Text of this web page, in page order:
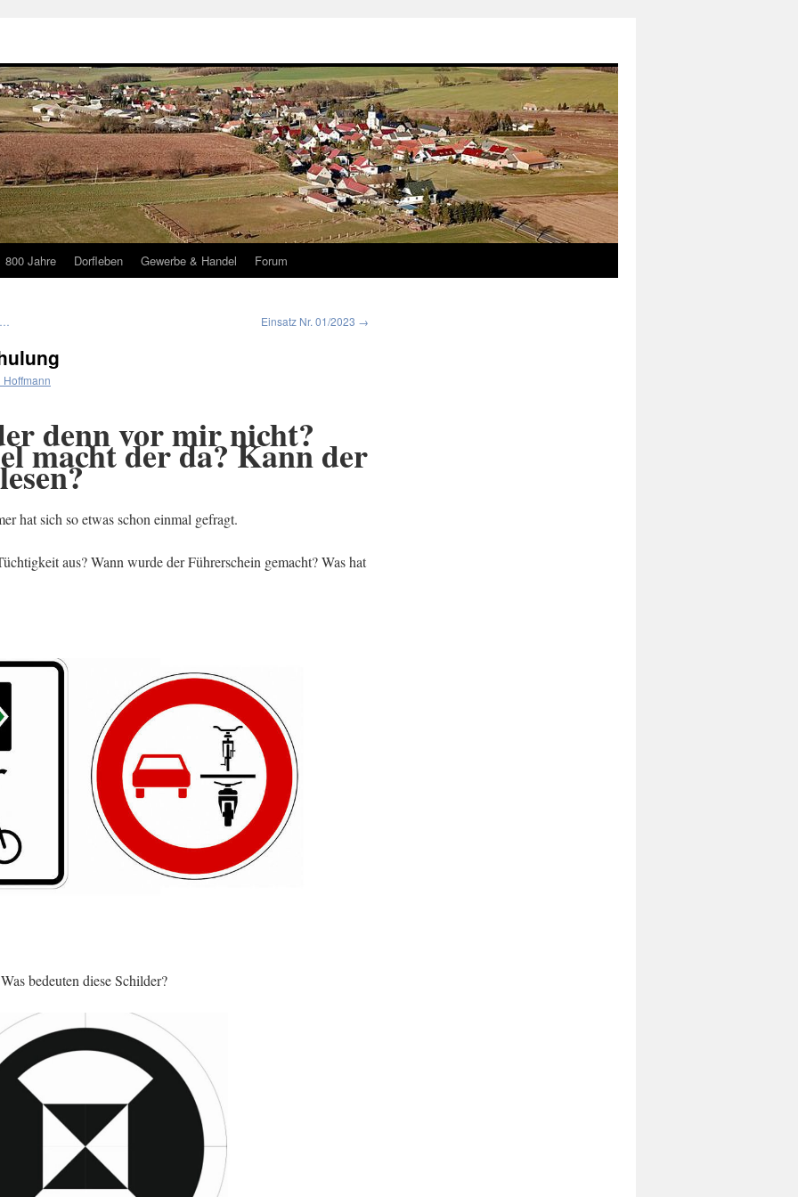
800 Jahre Dorfleben Gewerbe & Handel Forum
Einsatz Nr. 01/2023 →
denn vor mir nicht?
macht der da? Kann der
hat sich so etwas schon einmal gefragt.
aus? Wann wurde der Führerschein gemacht? Was hat
Was bedeuten diese Schilder?